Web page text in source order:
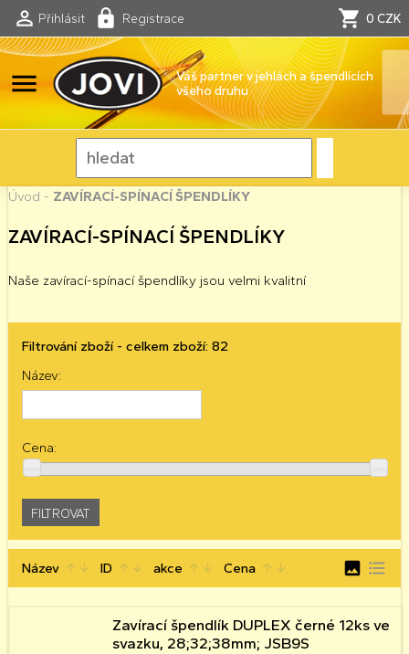
Přihlásit Registrace 0 CZK
menu
Váš partner v jehlách a špendlících
všeho druhu
Úvod - ZAVÍRACÍ-SPÍNACÍ ŠPENDLÍKY
ZAVÍRACÍ-SPÍNACÍ ŠPENDLÍKY
Naše zavírací-spínací špendlíky jsou velmi kvalitní
Filtrování zboží - celkem zboží: 82
Název:
Cena:
Název arrow_upward arrow_downward ID arrow_upward arrow_downward akce arrow_upward arrow_downward Cena arrow_upward arrow_downward image format_list_bulleted
Zavírací špendlík DUPLEX černé 12ks ve
svazku, 28;32;38mm; JSB9S